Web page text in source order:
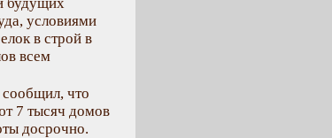
условиями
в строй в
всем
сообщил, что
7 тысяч домов
досрочно.